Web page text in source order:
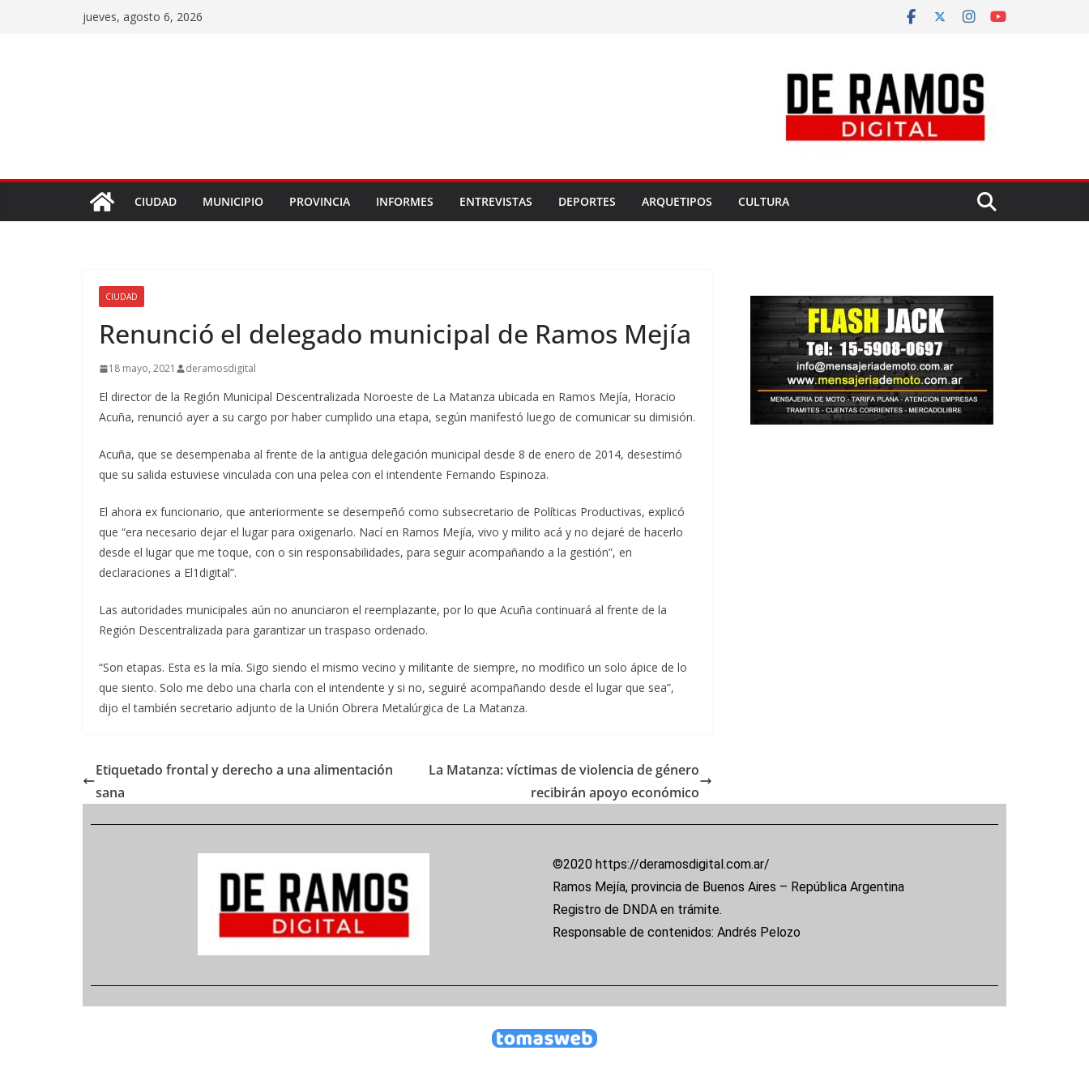
jueves, agosto 6, 2026
CIUDAD MUNICIPIO PROVINCIA INFORMES ENTREVISTAS DEPORTES ARQUETIPOS CULTURA
CIUDAD
Renunció el delegado municipal de Ramos Mejía
18 mayo, 2021 deramosdigital
El director de la Región Municipal Descentralizada Noroeste de La Matanza ubicada en Ramos Mejía, Horacio
Acuña, renunció ayer a su cargo por haber cumplido una etapa, según manifestó luego de comunicar su dimisión.
Acuña, que se desempenaba al frente de la antigua delegación municipal desde 8 de enero de 2014, desestimó
que su salida estuviese vinculada con una pelea con el intendente Fernando Espinoza.
El ahora ex funcionario, que anteriormente se desempeñó como subsecretario de Políticas Productivas, explicó
que “era necesario dejar el lugar para oxigenarlo. Nací en Ramos Mejía, vivo y milito acá y no dejaré de hacerlo
desde el lugar que me toque, con o sin responsabilidades, para seguir acompañando a la gestión”, en
declaraciones a El1digital”.
Las autoridades municipales aún no anunciaron el reemplazante, por lo que Acuña continuará al frente de la
Región Descentralizada para garantizar un traspaso ordenado.
“Son etapas. Esta es la mía. Sigo siendo el mismo vecino y militante de siempre, no modifico un solo ápice de lo
que siento. Solo me debo una charla con el intendente y si no, seguiré acompañando desde el lugar que sea”,
dijo el también secretario adjunto de la Unión Obrera Metalúrgica de La Matanza.
Etiquetado frontal y derecho a una alimentación
sana
La Matanza: víctimas de violencia de género
recibirán apoyo económico
©2020 https://deramosdigital.com.ar/
Ramos Mejía, provincia de Buenos Aires – República Argentina
Registro de DNDA en trámite.
Responsable de contenidos: Andrés Pelozo